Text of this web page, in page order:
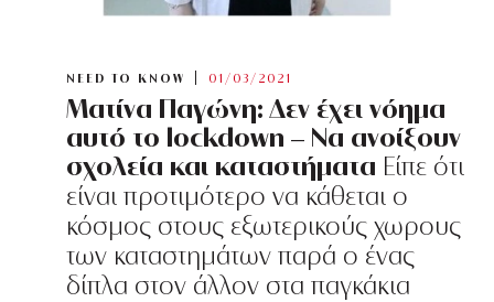
NEED TO KNOW 01/03/2021
Ματίνα Παγώνη: Δεν έχει νόημα
αυτό το lockdown – Να ανοίξουν
σχολεία και καταστήματα Είπε ότι
είναι προτιμότερο να κάθεται ο
κόσμος στους εξωτερικούς χωρους
των καταστημάτων παρά ο ένας
δίπλα στον άλλον στα παγκάκια